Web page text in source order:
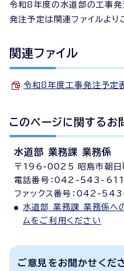
令和8年度の水道部の工事発
発注予定は関連ファイルより
関連ファイル
令和8年度工事発注予
このページに関する お
水道部 業務課 業務係
〒196-0025 昭島市朝
電話番号：042-543-
ファックス番号：042-
水道部 業務課 業務係へ
ムをご利用ください
ご意見をお聞かせくだ